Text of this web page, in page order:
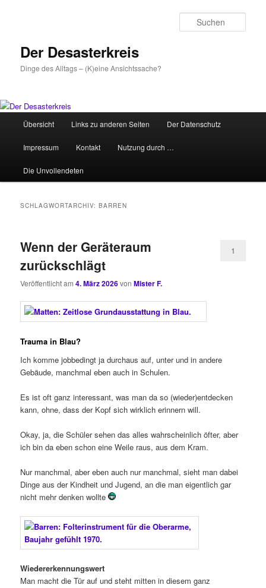
Der Desasterkreis
Dinge des Alltags – (K)eine Ansichtssache?
HauptmenüÜbersicht Links zu anderen Seiten Der Datenschutz
Impressum Kontakt Nutzung durch …
Die Unvollendeten
SCHLAGWORTARCHIV:BARREN
Wenn der Geräteraum
zurückschlägt
Veröffentlicht am4. März 2026vonMister F.
1
Trauma in Blau?
Ich komme jobbedingt ja durchaus auf, unter und in andere
Gebäude, manchmal eben auch in Schulen.
Es ist oft ganz interessant, was man da so (wieder)entdecken
kann, ohne, dass der Kopf sich wirklich erinnern will.
Okay, ja, die Schüler sehen das alles wahrscheinlich öfter, aber
ich bin da eben schon eine Weile raus, aus dem Kram.
Nur manchmal, aber eben auch nur manchmal, sieht man dabei
Dinge aus der Kindheit und Jugend, an die man eigentlich gar
nicht mehr denken wollte
Wiedererkennungswert
Man macht die Tür auf und steht mitten in diesem ganz